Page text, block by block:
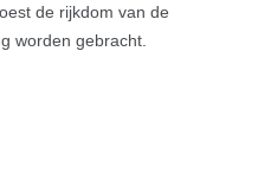
de rijkdom van de
worden gebracht.